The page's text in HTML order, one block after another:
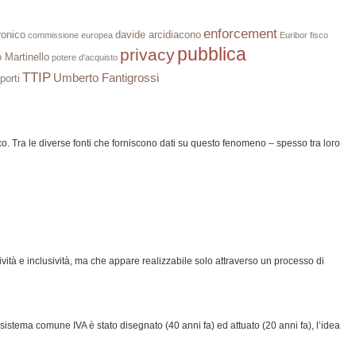
commissione europea davide arcidiacono enforcement Euribor fisco
Martinello potere d'acquisto privacypubblica
TTIP Umberto Fantigrossi
Tra le diverse fonti che forniscono dati su questo fenomeno – spesso tra loro
e inclusività, ma che appare realizzabile solo attraverso un processo di
comune IVA è stato disegnato (40 anni fa) ed attuato (20 anni fa), l’idea